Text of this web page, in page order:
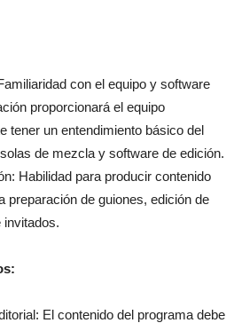
con el equipo y software
proporcionará el equipo
tener un entendimiento básico del
de mezcla y software de edición.
Habilidad para producir contenido
preparación de guiones, edición de
invitados.
El contenido del programa debe